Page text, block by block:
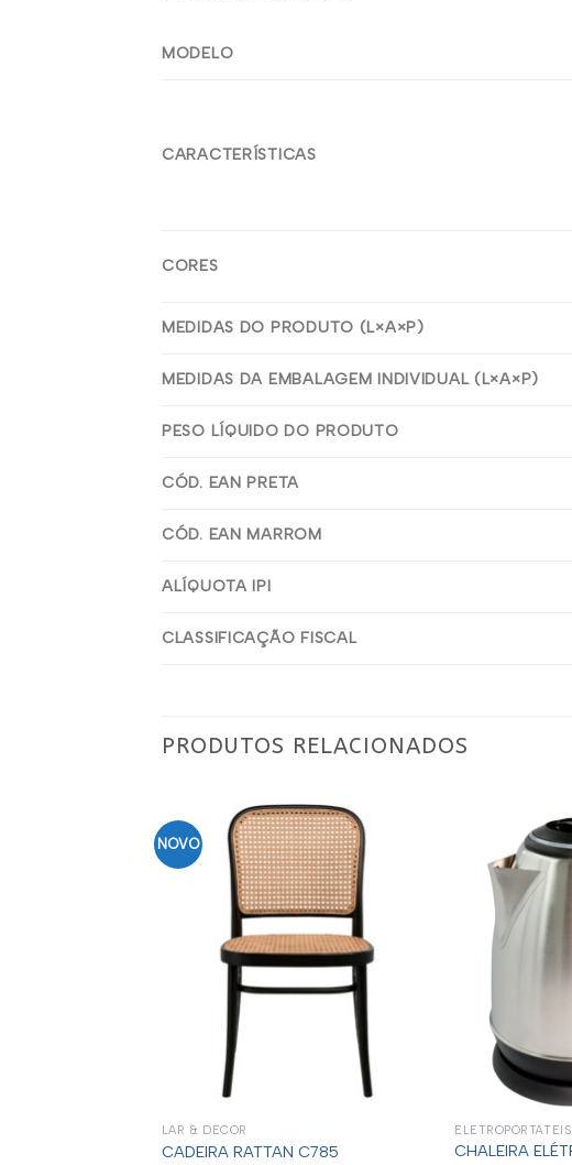
MODELO
CARACTERÍSTICAS
CORES
MEDIDAS DO PRODUTO (L×A×P)
MEDIDAS DA EMBALAGEM INDIVIDUAL (L×A×P)
PESO LÍQUIDO DO PRODUTO
CÓD. EAN PRETA
CÓD. EAN MARROM
ALÍQUOTA IPI
CLASSIFICAÇÃO FISCAL
PRODUTOS RELACIONADOS
NOVO
LAR & DECOR
CADEIRA RATTAN C785
ELETROPORTÁTEIS
CHALEIRA